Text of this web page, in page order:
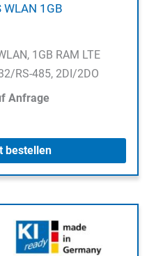
1GB
1GB RAM LTE
RS-485, 2DI/2DO
Anfrage
bestellen